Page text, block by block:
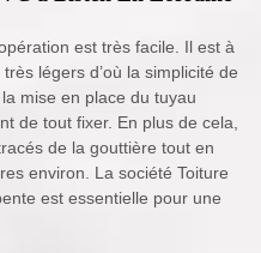
est très facile. Il est à
légers d’où la simplicité de
mise en place du tuyau
de tout fixer. En plus de cela,
de la gouttière tout en
environ. La société Toiture
est essentielle pour une